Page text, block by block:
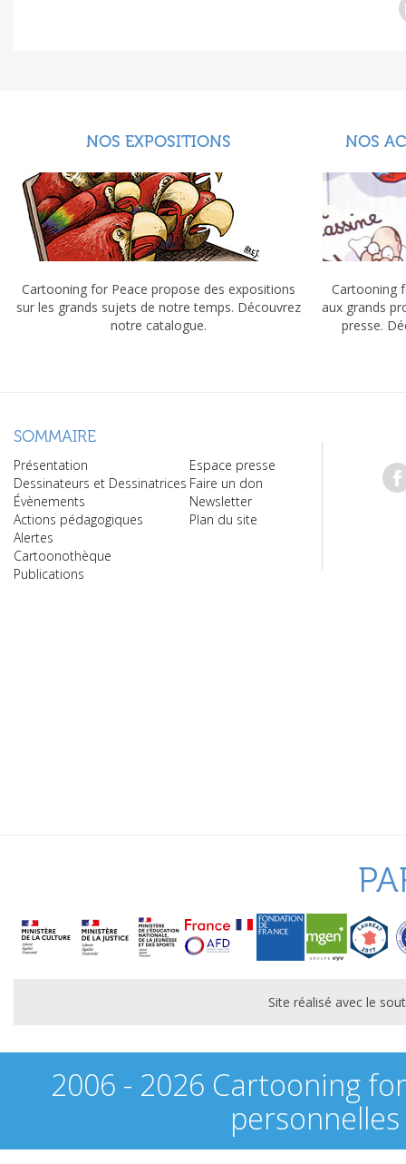
NOS EXPOSITIONS
Cartooning for Peace propose des expositions
sur les grands sujets de notre temps. Découvrez
notre catalogue.
NOS
Cartooning
aux grands
presse.
SOMMAIRE
Présentation
Dessinateurs et Dessinatrices
Évènements
Actions pédagogiques
Alertes
Cartoonothèque
Publications
Espace presse
Faire un don
Newsletter
Plan du site
Site réalisé avec le
2006 - 2026 Cartooning
personnelles